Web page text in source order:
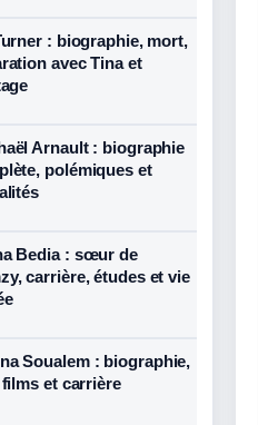
: biographie, mort,
avec Tina et
Arnault : biographie
polémiques et
Bedia : sœur de
carrière, études et vie
Soualem : biographie,
films et carrière